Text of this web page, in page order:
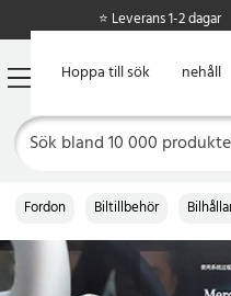
Hoppa till huvudinnehåll
Hoppa till sök
⭐ Leverans 1-2 dagar
Fordon Biltillbehör